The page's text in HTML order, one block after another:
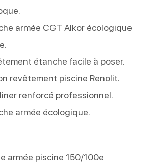
armée CGT Alkor écologique
étanche facile à poser.
revêtement piscine Renolit.
renforcé professionnel.
armée écologique.
armée piscine 150/100e